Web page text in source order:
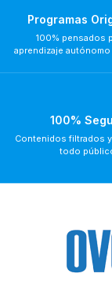
Programas
100% pensados
aprendizaje
100%
Contenidos filtrados
todo